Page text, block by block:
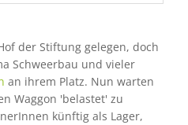
der Stiftung gelegen, doch
Schweerbau und vieler
an ihrem Platz. Nun warten
Waggon 'belastet' zu
künftig als Lager,